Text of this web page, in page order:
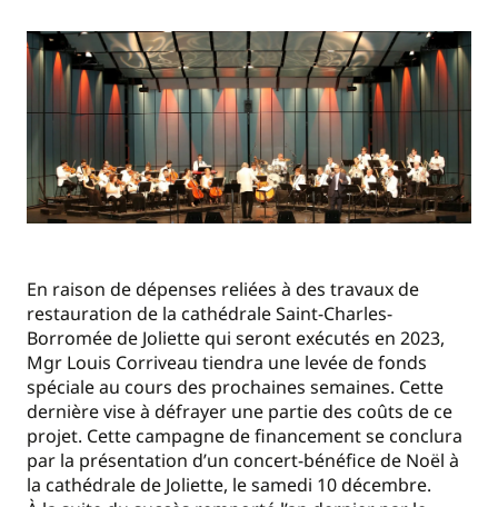
En raison de dépenses reliées à des travaux de
restauration de la cathédrale Saint-Charles-
Borromée de Joliette qui seront exécutés en 2023,
Mgr Louis Corriveau tiendra une levée de fonds
spéciale au cours des prochaines semaines. Cette
dernière vise à défrayer une partie des coûts de ce
projet. Cette campagne de financement se conclura
par la présentation d’un concert-bénéfice de Noël à
la cathédrale de Joliette, le samedi 10 décembre.